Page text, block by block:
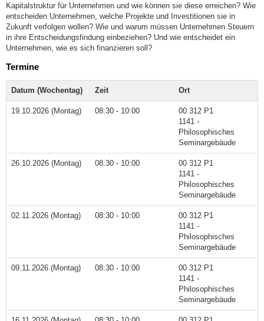
Kapitalstruktur für Unternehmen und wie können sie diese erreichen? Wie
entscheiden Unternehmen, welche Projekte und Investitionen sie in
Zukunft verfolgen wollen? Wie und warum müssen Unternehmen Steuern
in ihre Entscheidungsfindung einbeziehen? Und wie entscheidet ein
Unternehmen, wie es sich finanzieren soll?
Termine
Datum (Wochentag) Zeit Ort
19.10.2026 (Montag) 08:30 - 10:00
00 312 P1
1141 -
Philosophisches
Seminargebäude
26.10.2026 (Montag) 08:30 - 10:00
00 312 P1
1141 -
Philosophisches
Seminargebäude
02.11.2026 (Montag) 08:30 - 10:00
00 312 P1
1141 -
Philosophisches
Seminargebäude
09.11.2026 (Montag) 08:30 - 10:00
00 312 P1
1141 -
Philosophisches
Seminargebäude